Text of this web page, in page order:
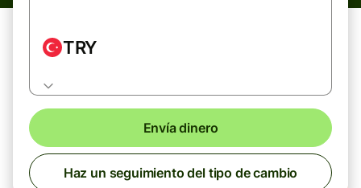
TRY
Envía dinero
Haz un seguimiento del tipo de cambio